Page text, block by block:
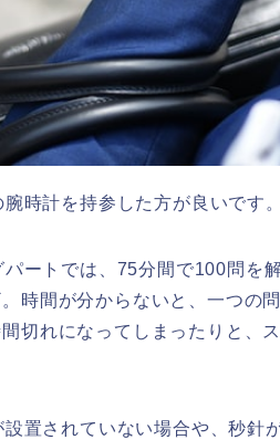
時計を持参した方が良いです。
ートでは、75分間で100問を
時間が分からないと、一つの
切れになってしまったりと、
置されていない場合や、秒針